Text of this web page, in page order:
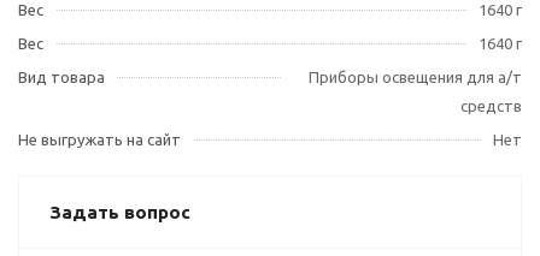
Вес
1640 г
Вес
1640 г
Вид товара
Приборы освещения для а/т
средств
Не выгружать на сайт
Нет
Задать вопрос